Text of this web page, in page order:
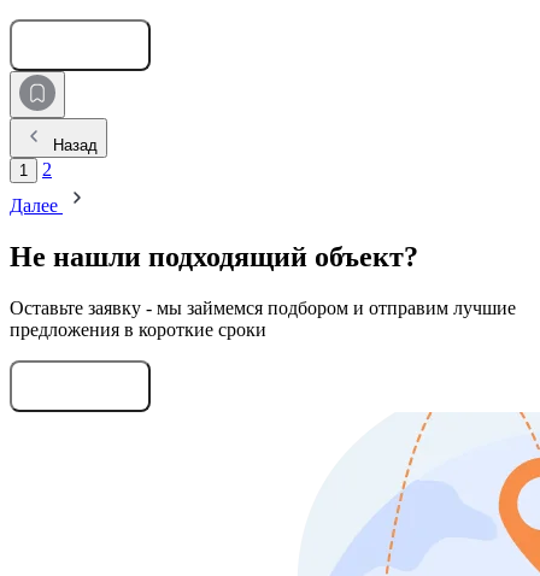
Назад
1
2
Далее
Не нашли подходящий объект?
Оставьте заявку - мы займемся подбором и отправим лучшие
предложения в короткие сроки